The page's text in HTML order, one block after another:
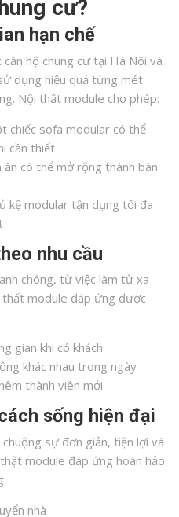
cư?
hạn chế
hộ chung cư tại Hà Nội và
dụng hiệu quả từng mét
Nội thất module cho phép:
chiếc sofa modular có thể
cần thiết
ăn có thể mở rộng thành bàn
kệ modular tận dụng tối đa
nhu cầu
chóng, từ việc làm từ xa
thất module đáp ứng được
gian khi có khách
khác nhau trong ngày
thành viên mới
sống hiện đại
sự đơn giản, tiện lợi và
module đáp ứng hoàn hảo
nhà